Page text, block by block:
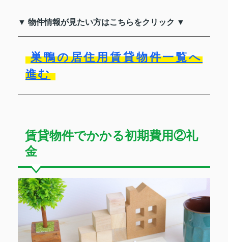
▼ 物件情報が見たい方はこちらをクリック ▼
巣鴨の居住用賃貸物件一覧へ
進む
賃貸物件でかかる初期費用②礼
金